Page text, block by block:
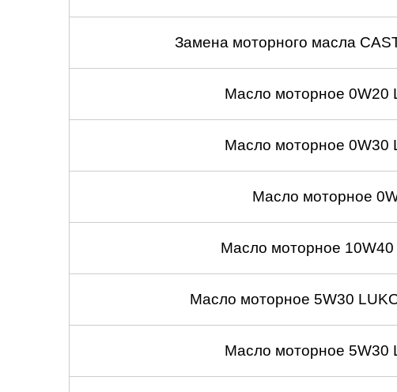
Замена моторного масла
Масло моторное 0W20
Масло моторное 0W30
Масло моторное
Масло моторное
Масло моторное 5W30
Масло моторное 5W30